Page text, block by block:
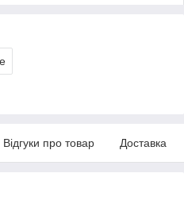
Відгуки про товар Доставка